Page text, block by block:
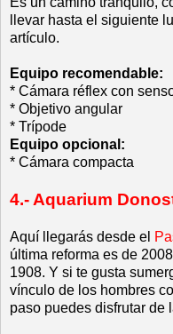
llevar hasta el siguiente
artículo.
Equipo recomendable:
* Cámara réflex con
* Objetivo angular
* Trípode
Equipo opcional:
* Cámara compacta
4.- Aquarium
Aquí llegarás desde el
última reforma es de
1908. Y si te gusta
vínculo de los hombres
paso puedes disfrutar de